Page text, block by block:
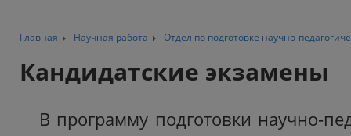
Главная Научная работа Отдел по подготовке научно-
Кандидатские экзамены
В программу подготовки научно-